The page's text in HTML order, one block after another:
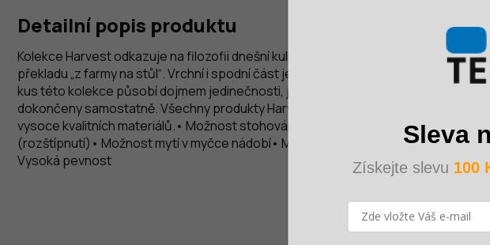
Detailní popis produktu
Kolekce Harvest odkazuje na filozofii dnešní kulinářské kultury „farm-to-table”, v
překladu „z farmy na stůl“. Vrchní i spodní část je u všech talířů ručně glazovaná.
kus této kolekce působí dojmem jedinečnosti, jelikož hrany všech prvků jsou
dokončeny samostatně. Všechny produkty Harvest jsou vyráběny v Anglii pomocí
vysoce kvalitních materiálů.• Možnost stohování• 5-ti letá záruka na prasknutí
(rozštípnutí)• Možnost mytí v myčce nádobí• Možnost použití v mikrovlnné
Vysoká pevnost
Sleva
Získejte slevu 100